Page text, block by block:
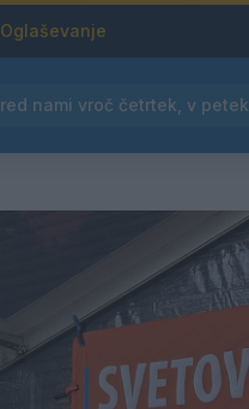
Oglaševanje